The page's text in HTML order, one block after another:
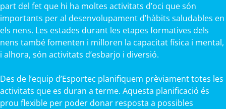
part del fet que hi ha moltes activitats d’oci que són
importants per al desenvolupament d’hàbits saludables en
els nens. Les estades durant les etapes formatives dels
nens també fomenten i milloren la capacitat física i mental,
i alhora, són activitats d’esbarjo i diversió.
Des de l’equip d’Esportec planifiquem prèviament totes les
activitats que es duran a terme. Aquesta planificació és
prou flexible per poder donar resposta a possibles